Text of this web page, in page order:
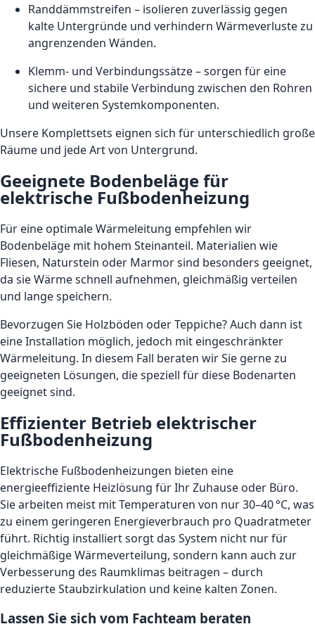
Randdämmstreifen – isolieren zuverlässig gegen
kalte Untergründe und verhindern Wärmeverluste zu
angrenzenden Wänden.
Klemm- und Verbindungssätze – sorgen für eine
sichere und stabile Verbindung zwischen den Rohren
und weiteren Systemkomponenten.
Unsere Komplettsets eignen sich für unterschiedlich große
Räume und jede Art von Untergrund.
Geeignete Bodenbeläge für
elektrische Fußbodenheizung
Für eine optimale Wärmeleitung empfehlen wir
Bodenbeläge mit hohem Steinanteil. Materialien wie
Fliesen, Naturstein oder Marmor sind besonders geeignet,
da sie Wärme schnell aufnehmen, gleichmäßig verteilen
und lange speichern.
Bevorzugen Sie Holzböden oder Teppiche? Auch dann ist
eine Installation möglich, jedoch mit eingeschränkter
Wärmeleitung. In diesem Fall beraten wir Sie gerne zu
geeigneten Lösungen, die speziell für diese Bodenarten
geeignet sind.
Effizienter Betrieb elektrischer
Fußbodenheizung
Elektrische Fußbodenheizungen bieten eine
energieeffiziente Heizlösung für Ihr Zuhause oder Büro.
Sie arbeiten meist mit Temperaturen von nur 30–40 °C, was
zu einem geringeren Energieverbrauch pro Quadratmeter
führt. Richtig installiert sorgt das System nicht nur für
gleichmäßige Wärmeverteilung, sondern kann auch zur
Verbesserung des Raumklimas beitragen – durch
reduzierte Staubzirkulation und keine kalten Zonen.
Lassen Sie sich vom Fachteam beraten